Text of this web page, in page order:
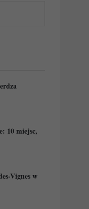
10 miejsc,
Vignes w